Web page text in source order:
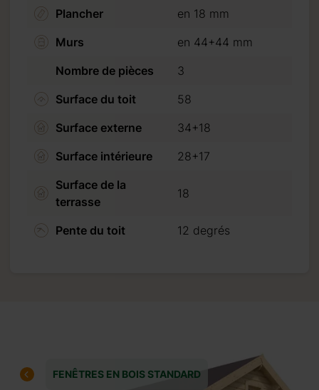
Plancher
en 18 mm
Murs
en 44+44 mm
Nombre de pièces
3
Surface du toit
58
Surface externe
34+18
Surface intérieure
28+17
Surface de la
terrasse
18
Pente du toit 12 degrés
FENÊTRES EN BOIS STANDARD
20 %. (30 % pour un
ou virement
nous n’acceptons